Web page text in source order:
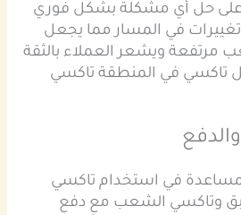
على حل أي مشكلة بشكل فوري
تغييرات في المسار مما يجعل
مرتفعة ويشعر العملاء بالثقة
تاكسي في المنطقة تاكسي
في استخدام تاكسي
وتاكسي الشعب مع دفع